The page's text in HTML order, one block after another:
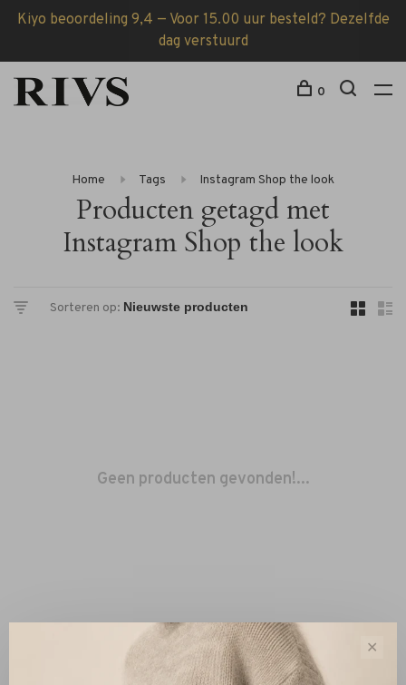
Kiyo beoordeling 9,4 — Voor 15.00 uur besteld? Dezelfde
dag verstuurd
0
Home Tags Instagram Shop the look
Producten getagd met
Instagram Shop the look
Sorteren op:
Geen producten gevonden!...
✕